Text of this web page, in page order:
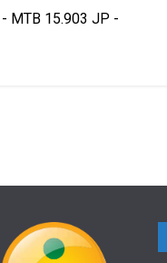
MTB 15.903 JP -